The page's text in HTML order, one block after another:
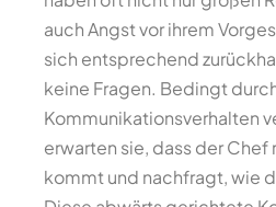
auch Angst vor ihrem
sich entsprechend
keine Fragen. Bedingt
Kommunikationsverhalten
erwarten sie, dass der Chef
kommt und nachfragt, wie